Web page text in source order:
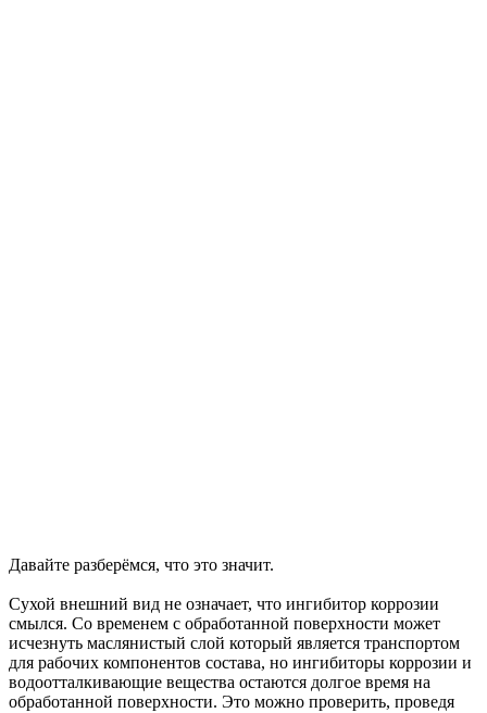
Давайте разберёмся, что это значит.
Сухой внешний вид не означает, что ингибитор коррозии
смылся. Со временем с обработанной поверхности может
исчезнуть маслянистый слой который является транспортом
для рабочих компонентов состава, но ингибиторы коррозии и
водоотталкивающие вещества остаются долгое время на
обработанной поверхности. Это можно проверить, проведя